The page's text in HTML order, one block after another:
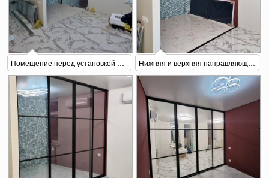
Помещение перед установкой перегородки Нижняя и верхняя направляющие раздвижной перегородки смонтированы в проеме